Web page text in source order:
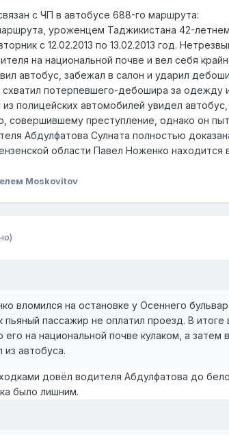
с ЧП в автобусе 688-го маршрута:
уроженцем Таджикистана 42-
с 12.02.2013 по 13.02.2013 год.
на национальной почве и вел себя
автобус, забежал в салон и ударил
потерпевшего-дебошира за одежду
полицейских автомобилей увидел
совершившему преступление, однако он
Абдулфатова Сулната полностью
области Павел Ноженко находится
Moskovitov
вломился на остановке у Осеннего
пьяный пассажир не оплатил проезд. В
на национальной почве кулаком, а
автобуса.
довёл водителя Абдулфатова до
было лишним.